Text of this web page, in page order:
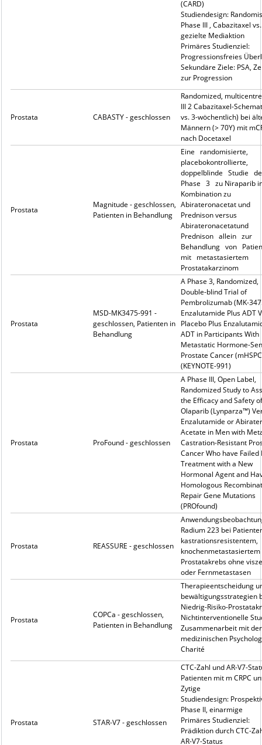
(CARD)
Studiendesign:
Phase III , Cabazitaxel
gezielte Mediaktion
Primäres Studienziel:
Progressionsfreies
Sekundäre Ziele: PSA,
zur Progression
Prostata CABASTY - geschlossen
Randomized,
III 2 Cabazitaxel-
vs. 3-wöchentlich) bei
Männern (> 70Y) mit
nach Docetaxel
Prostata
Magnitude - geschlossen,
Patienten in Behandlung
Eine randomisierte,
placebokontrollierte,
doppelblinde Studie
Phase 3 zu Niraparib
Kombination zu
Abirateronacetat und
Prednison versus
Abirateronacetatund
Prednison allein zur
Behandlung von
mit metastasiertem
Prostatakarzinom
Prostata
MSD-MK3475-991 -
geschlossen, Patienten in
Behandlung
A Phase 3, Randomized,
Double-blind Trial of
Pembrolizumab (MK-
Enzalutamide Plus ADT
Placebo Plus
ADT in Participants With
Metastatic Hormone-
Prostate Cancer
(KEYNOTE-991)
Prostata ProFound - geschlossen
A Phase III, Open Label,
Randomized Study to
the Efficacy and Safety of
Olaparib (Lynparza™)
Enzalutamide or
Acetate in Men with
Castration-Resistant
Cancer Who have Failed
Treatment with a New
Hormonal Agent and
Homologous
Repair Gene Mutations
(PROfound)
Prostata REASSURE - geschlossen
Radium 223 bei
kastrationsresistentem,
knochenmetastasiertem
Prostatakrebs ohne
oder Fernmetastasen
Prostata
COPCa - geschlossen,
Patienten in Behandlung
Therapieentscheidung
bewältigungsstrategien
Niedrig-Risiko-
Nichtinterventionelle
Zusammenarbeit mit der
medizinischen
Charité
Prostata STAR-V7 - geschlossen
CTC-Zahl und AR-V7-
Patienten mit m CRPC
Zytige
Studiendesign:
Phase II, einarmige
Primäres Studienziel:
Prädiktion durch CTC-
AR-V7-Status